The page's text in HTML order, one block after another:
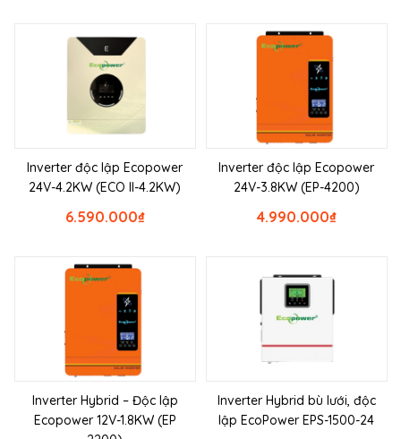
Inverter độc lập Ecopower
24V-4.2KW (ECO II-4.2KW)
₫
6.590.000
Inverter độc lập Ecopower
24V-3.8KW (EP-4200)
₫
4.990.000
Inverter Hybrid – Độc lập
Ecopower 12V-1.8KW (EP
Inverter Hybrid bù lưới, độc
lập EcoPower EPS-1500-24